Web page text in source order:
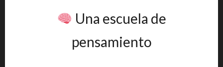
Una escuela de
pensamiento